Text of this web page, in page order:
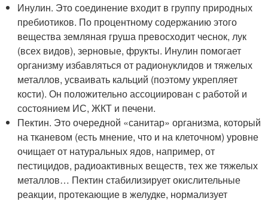
Инулин. Это соединение входит в группу природных
пребиотиков. По процентному содержанию этого
вещества земляная груша превосходит чеснок, лук
(всех видов), зерновые, фрукты. Инулин помогает
организму избавляться от радионуклидов и тяжелых
металлов, усваивать кальций (поэтому укрепляет
кости). Он положительно ассоциирован с работой и
состоянием ИС, ЖКТ и печени.
Пектин. Это очередной «санитар» организма, который
на тканевом (есть мнение, что и на клеточном) уровне
очищает от натуральных ядов, например, от
пестицидов, радиоактивных веществ, тех же тяжелых
металлов… Пектин стабилизирует окислительные
реакции, протекающие в желудке, нормализует